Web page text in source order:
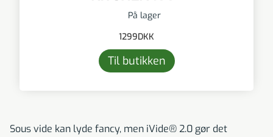
På lager
1299DKK
Til butikken
Sous vide kan lyde fancy, men iVide® 2.0 gør det